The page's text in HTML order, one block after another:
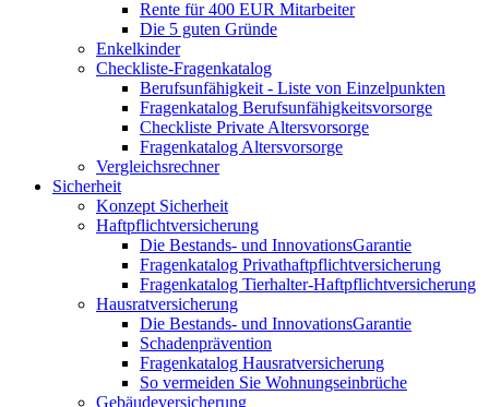
Rente für 400 EUR Mitarbeiter
Die 5 guten Gründe
Enkelkinder
Checkliste-Fragenkatalog
Berufsunfähigkeit - Liste von Einzelpunkten
Fragenkatalog Berufsunfähigkeitsvorsorge
Checkliste Private Altersvorsorge
Fragenkatalog Altersvorsorge
Vergleichsrechner
Sicherheit
Konzept Sicherheit
Haftpflichtversicherung
Die Bestands- und InnovationsGarantie
Fragenkatalog Privathaftpflichtversicherung
Fragenkatalog Tierhalter-Haftpflichtversicherung
Hausratversicherung
Die Bestands- und InnovationsGarantie
Schadenprävention
Fragenkatalog Hausratversicherung
So vermeiden Sie Wohnungseinbrüche
Gebäudeversicherung